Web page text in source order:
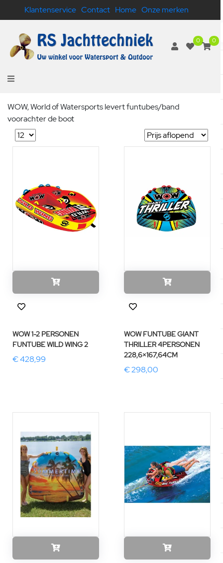
Klantenservice Contact Home Onze merken
0 0
WOW, World of Watersports levert funtubes/band
voorachter de boot
WOW 1-2 PERSONEN
FUNTUBE WILD WING 2
€ 428,99
WOW FUNTUBE GIANT
THRILLER 4PERSONEN
228,6×167,64CM
€ 298,00